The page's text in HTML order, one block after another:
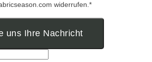
widerrufen.*
uns Ihre Nachricht